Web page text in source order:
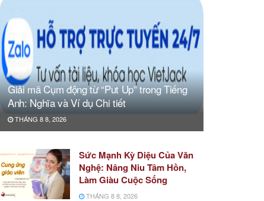
Giải mã Cụm động từ “Put Up” trong Tiếng
Anh: Nghĩa và Ví dụ Chi tiết
THÁNG 8 8, 2026
Sức Mạnh Kỳ Diệu Của Văn
Nghệ: Nâng Niu Tâm Hồn,
Làm Giàu Cuộc Sống
THÁNG 8 8, 2026